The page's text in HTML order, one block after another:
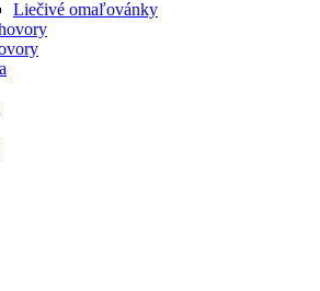
Liečivé omaľovánky